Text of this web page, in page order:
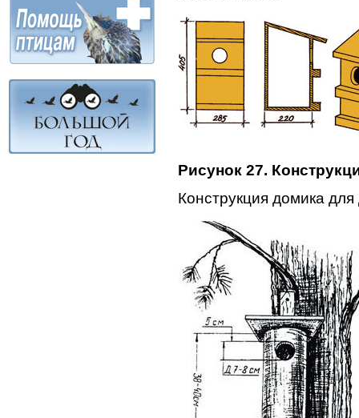
Рисунок 27.
Конструкция домика